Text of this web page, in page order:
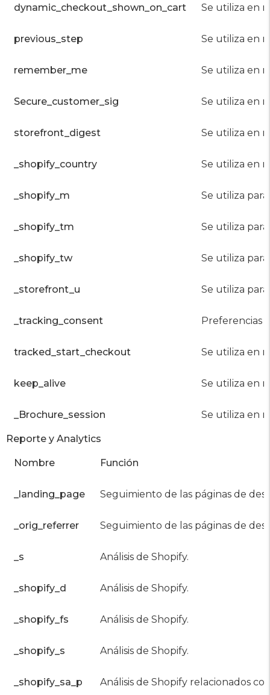
dynamic_checkout_shown_on_cart Se utiliza en
previous_step Se utiliza en
remember_me Se utiliza en
Secure_customer_sig Se utiliza en
storefront_digest Se utiliza en
_shopify_country Se utiliza en
_shopify_m Se utiliza
_shopify_tm Se utiliza
_shopify_tw Se utiliza
_storefront_u Se utiliza
_tracking_consent Preferencias
tracked_start_checkout Se utiliza en
keep_alive Se utiliza en
_Brochure_session Se utiliza en
Reporte y Analytics
Nombre Función
_landing_page Seguimiento de las páginas de
_orig_referrer Seguimiento de las páginas de
_s Análisis de Shopify.
_shopify_d Análisis de Shopify.
_shopify_fs Análisis de Shopify.
_shopify_s Análisis de Shopify.
_shopify_sa_p Análisis de Shopify relacionados